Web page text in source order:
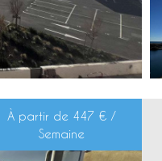
À partir de 447 € /
Semaine